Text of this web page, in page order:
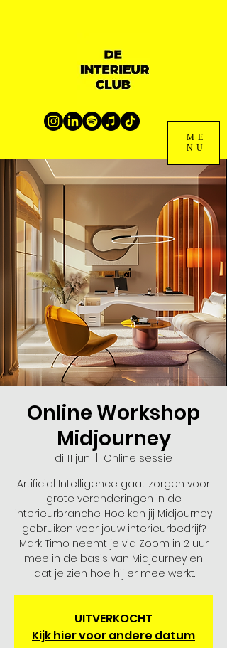
ME
NU
Online Workshop
Midjourney
di 11 jun
Online sessie
Artificial Intelligence gaat zorgen voor
grote veranderingen in de
interieurbranche. Hoe kan jij Midjourney
gebruiken voor jouw interieurbedrijf?
Mark Timo neemt je via Zoom in 2 uur
mee in de basis van Midjourney en
laat je zien hoe hij er mee werkt.​
UITVERKOCHT
Kijk hier voor andere datum